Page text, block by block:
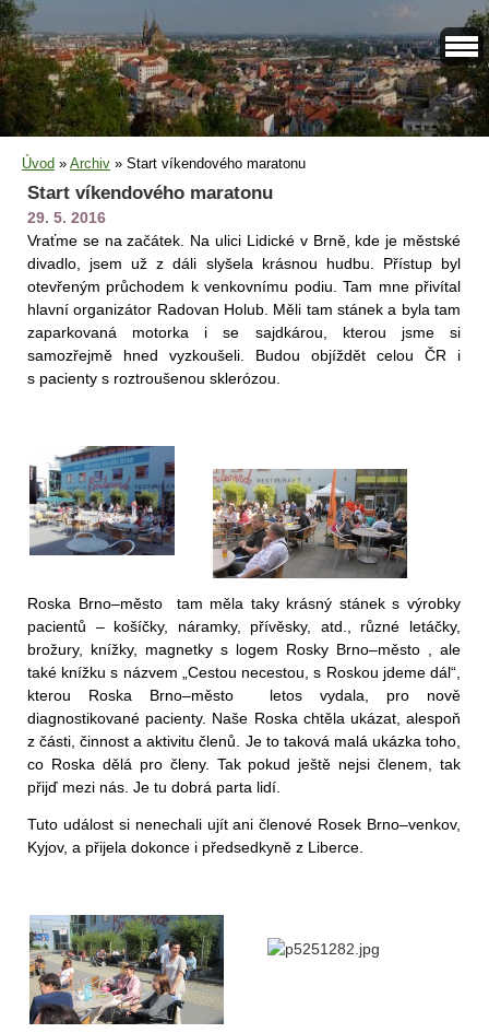
Úvod » Archiv » Start víkendového maratonu
Start víkendového maratonu
29. 5. 2016
Vraťme se na začátek. Na ulici Lidické v Brně, kde je městské
divadlo, jsem už z dáli slyšela krásnou hudbu. Přístup byl
otevřeným průchodem k venkovnímu podiu. Tam mne přivítal
hlavní organizátor Radovan Holub. Měli tam stánek a byla tam
zaparkovaná motorka i se sajdkárou, kterou jsme si
samozřejmě hned vyzkoušeli. Budou objíždět celou ČR i
s pacienty s roztroušenou sklerózou.
Roska Brno–město tam měla taky krásný stánek s výrobky
pacientů – košíčky, náramky, přívěsky, atd., různé letáčky,
brožury, knížky, magnetky s logem Rosky Brno–město , ale
také knížku s názvem „Cestou necestou, s Roskou jdeme dál“,
kterou Roska Brno–město letos vydala, pro nově
diagnostikované pacienty. Naše Roska chtěla ukázat, alespoň
z části, činnost a aktivitu členů. Je to taková malá ukázka toho,
co Roska dělá pro členy. Tak pokud ještě nejsi členem, tak
přijď mezi nás. Je tu dobrá parta lidí.
Tuto událost si nenechali ujít ani členové Rosek Brno–venkov,
Kyjov, a přijela dokonce i předsedkyně z Liberce.